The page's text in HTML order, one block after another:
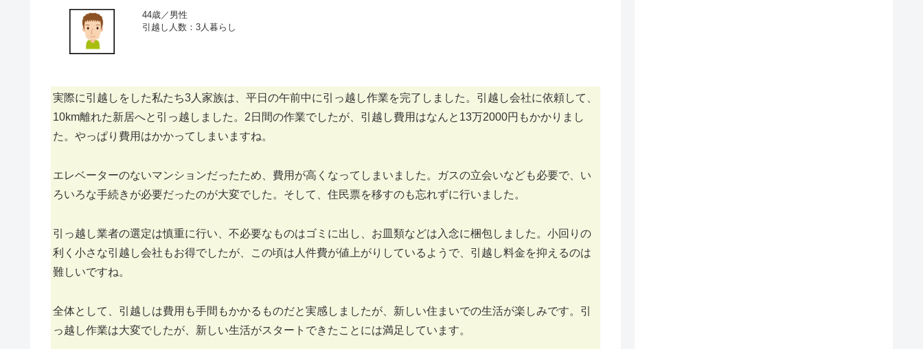
44歳／男性
引越し人数：3人暮らし
実際に引越しをした私たち3人家族は、平日の午前中に引っ越し作業を完了しました。引越し会社に依頼して、
10km離れた新居へと引っ越しました。2日間の作業でしたが、引越し費用はなんと13万2000円もかかりまし
た。やっぱり費用はかかってしまいますね。
エレベーターのないマンションだったため、費用が高くなってしまいました。ガスの立会いなども必要で、い
ろいろな手続きが必要だったのが大変でした。そして、住民票を移すのも忘れずに行いました。
引っ越し業者の選定は慎重に行い、不必要なものはゴミに出し、お皿類などは入念に梱包しました。小回りの
利く小さな引越し会社もお得でしたが、この頃は人件費が値上がりしているようで、引越し料金を抑えるのは
難しいですね。
全体として、引越しは費用も手間もかかるものだと実感しましたが、新しい住まいでの生活が楽しみです。引
っ越し作業は大変でしたが、新しい生活がスタートできたことには満足しています。